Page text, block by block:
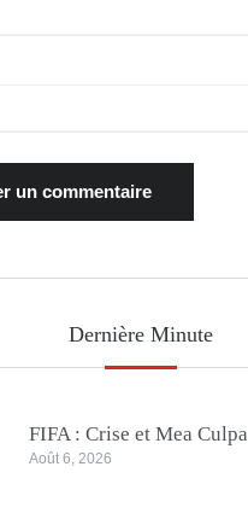
Dernière Minute
FIFA : Crise et Mea Culpa
Août 6, 2026